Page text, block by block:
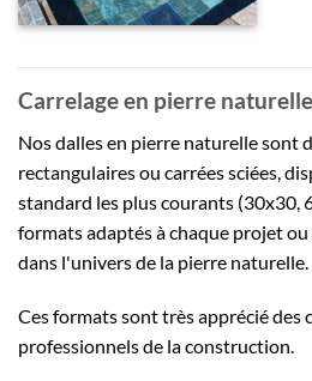
Carrelage en pierre naturelle
Nos dalles en pierre naturelle sont
rectangulaires ou carrées sciées,
standard les plus courants (30x30,
formats adaptés à chaque projet
dans l'univers de la pierre naturelle.
Ces formats sont très apprécié des
professionnels de la construction.